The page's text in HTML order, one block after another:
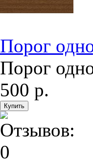
Порог
Порог
500 р.